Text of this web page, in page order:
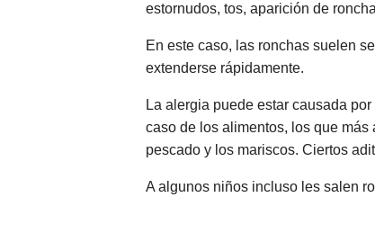
estornudos, tos, aparición de
En este caso, las ronchas suelen
extenderse rápidamente.
La alergia puede estar causada
caso de los alimentos, los que
pescado y los mariscos. Ciertos
A algunos niños incluso les salen